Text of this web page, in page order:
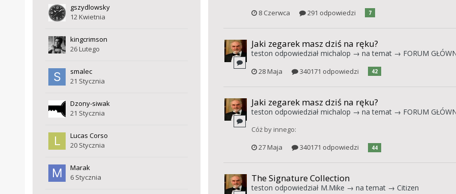
gszydlowsky
12 Kwietnia
kingcrimson
26 Lutego
smalec
21 Stycznia
Dzony-siwak
21 Stycznia
Lucas Corso
20 Stycznia
Marak
6 Stycznia
8 Czerwca
291 odpowiedzi 7
Jaki zegarek masz dziś na ręku?
teston odpowiedział michalop → na temat → FORUM
28 Maja 340171 odpowiedzi 42
Jaki zegarek masz dziś na ręku?
teston odpowiedział michalop → na temat → FORUM
Cóż by innego:
27 Maja
340171 odpowiedzi 44
The Signature Collection
teston odpowiedział M.Mike → na temat → Citizen